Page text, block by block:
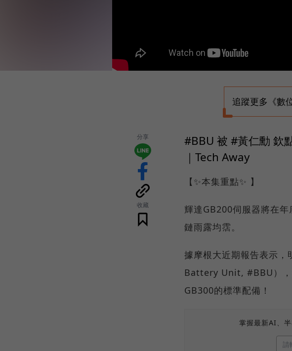
追蹤更多《數
分享
收藏
#BBU 被 #黃仁勳 欽
｜Tech Away
【✨本集重點✨ 】
輝達GB200伺服器將在
鏈雨露均霑。
據摩根大近期報告表示
Battery Unit, #BBU），
GB300的標準配備！
掌握最新AI、